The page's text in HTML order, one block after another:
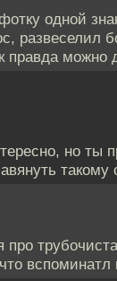
одной
развеселил
правда можно
но ты
такому
про
вспоминатл